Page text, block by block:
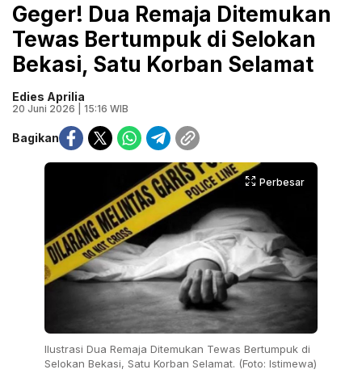
Geger! Dua Remaja Ditemukan
Tewas Bertumpuk di Selokan
Bekasi, Satu Korban Selamat
Edies Aprilia
20 Juni 2026 | 15:16 WIB
Bagikan
Perbesar
Ilustrasi Dua Remaja Ditemukan Tewas Bertumpuk di
Selokan Bekasi, Satu Korban Selamat. (Foto: Istimewa)